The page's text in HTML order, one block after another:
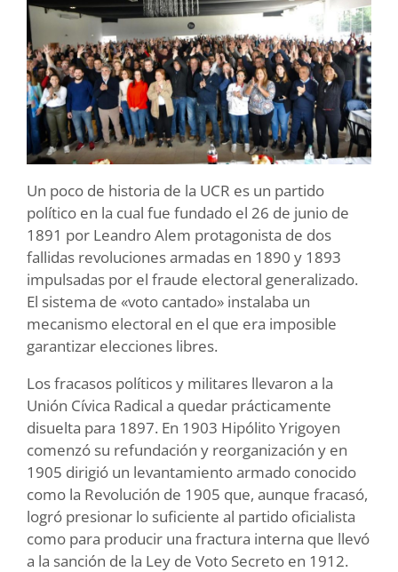
Un poco de historia de la UCR es un partido
político en la cual fue fundado el 26 de junio de
1891 por Leandro Alem protagonista de dos
fallidas revoluciones armadas en 1890 y 1893
impulsadas por el fraude electoral generalizado.
El sistema de «voto cantado» instalaba un
mecanismo electoral en el que era imposible
garantizar elecciones libres.
Los fracasos políticos y militares llevaron a la
Unión Cívica Radical a quedar prácticamente
disuelta para 1897. En 1903 Hipólito Yrigoyen
comenzó su refundación y reorganización y en
1905 dirigió un levantamiento armado conocido
como la Revolución de 1905 que, aunque fracasó,
logró presionar lo suficiente al partido oficialista
como para producir una fractura interna que llevó
a la sanción de la Ley de Voto Secreto en 1912.